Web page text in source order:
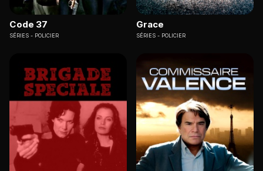
Code 37
SÉRIES POLICIER
Grace
SÉRIES POLICIER